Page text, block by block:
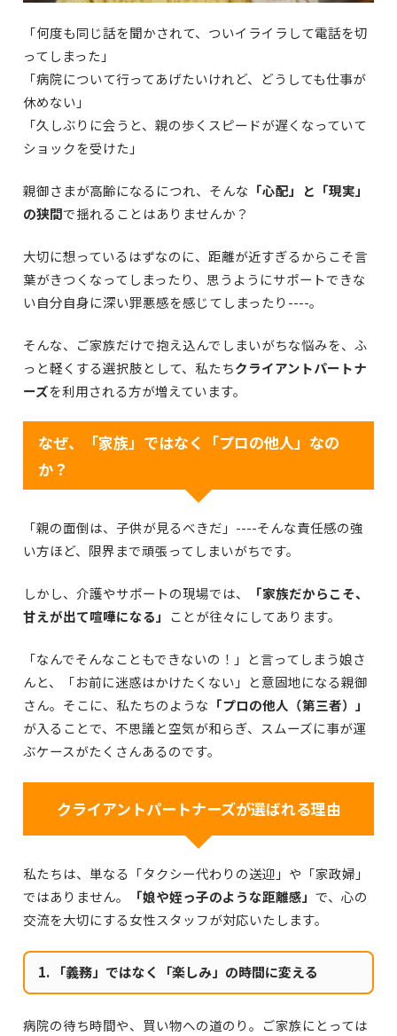
「何度も同じ話を聞かされて、ついイライラして電話を切
ってしまった」
「病院について行ってあげたいけれど、どうしても仕事が
休めない」
「久しぶりに会うと、親の歩くスピードが遅くなっていて
ショックを受けた」
親御さまが高齢になるにつれ、そんな 「心配」と「現実」
の狭間で揺れることはありませんか？
大切に想っているはずなのに、距離が近すぎるからこそ言
葉がきつくなってしまったり、思うようにサポートできな
い自分自身に深い罪悪感を感じてしまったり----。
そんな、ご家族だけで抱え込んでしまいがちな悩みを、ふ
っと軽くする選択肢として、私たちクライアントパートナ
ーズを利用される方が増えています。
なぜ、「家族」ではなく「プロの他人」なの
か？
「親の面倒は、子供が見るべきだ」----そんな責任感の強
い方ほど、限界まで頑張ってしまいがちです。
しかし、介護やサポートの現場では、
「家族だからこそ、
甘えが出て喧嘩になる」 ことが往々にしてあります。
「なんでそんなこともできないの！」と言ってしまう娘さ
んと、「お前に迷惑はかけたくない」と意固地になる親御
さん。そこに、私たちのような 「プロの他人（第三者）」
が入ることで、不思議と空気が和らぎ、スムーズに事が運
ぶケースがたくさんあるのです。
クライアントパートナーズが選ばれる理由
私たちは、単なる「タクシー代わりの送迎」や「家政婦」
ではありません。
「娘や姪っ子のような距離感」で、心の
交流を大切にする女性スタッフが対応いたします。
1. 「義務」ではなく「楽しみ」の時間に変える
病院の待ち時間や、買い物への道のり。ご家族にとっては